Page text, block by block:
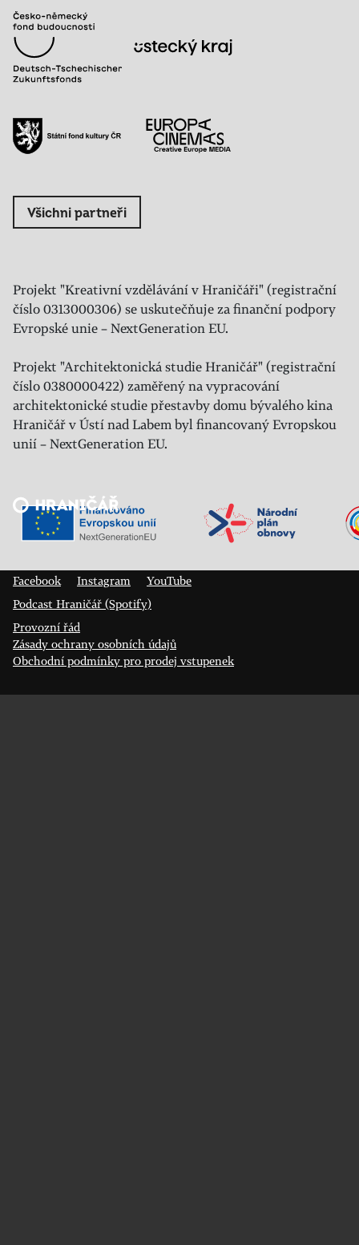
Všichni partneři
Projekt "Kreativní vzdělávání v Hraničáři" (registrační
číslo 0313000306) se uskutečňuje za finanční podpory
Evropské unie – NextGeneration EU.
Projekt "Architektonická studie Hraničář" (registrační
číslo 0380000422) zaměřený na vypracování
architektonické studie přestavby domu bývalého kina
Hraničář v Ústí nad Labem byl financovaný Evropskou
unií – NextGeneration EU.
Veřejný sál Hraničář, spolek
Facebook
Instagram
YouTube
Podcast Hraničář (Spotify)
Provozní řád
Zásady ochrany osobních údajů
Obchodní podmínky pro prodej vstupenek